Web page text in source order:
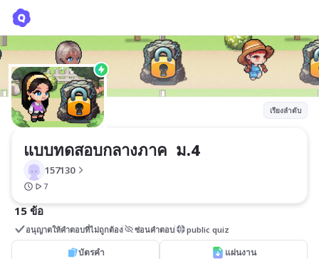
เรียงลำดับ
แบบทดสอบกลางภาค  ม.4
157130
7
15 ข้อ
อนุญาตให้คำตอบที่ไม่ถูกต้อง ซ่อนคำตอบ public quiz
บัตรคำ แผ่นงาน